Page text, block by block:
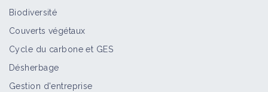
Biodiversité
Couverts végétaux
Cycle du carbone et GES
Désherbage
Gestion d'entreprise